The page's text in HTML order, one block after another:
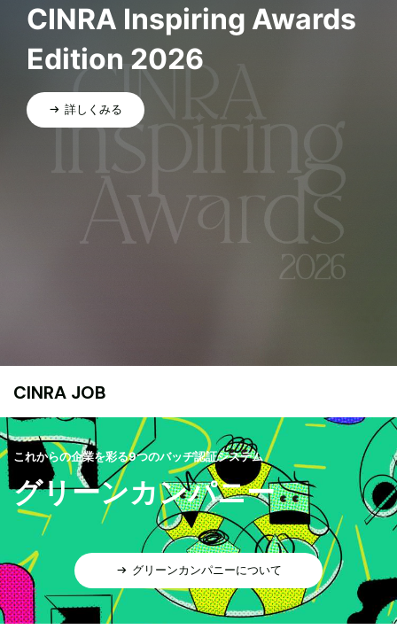
CINRA Inspiring Awards
Edition 2026
詳しくみる
CINRA JOB
これからの企業を彩る9つのバッヂ認証システム
グリーンカンパニー
グリーンカンパニーについて